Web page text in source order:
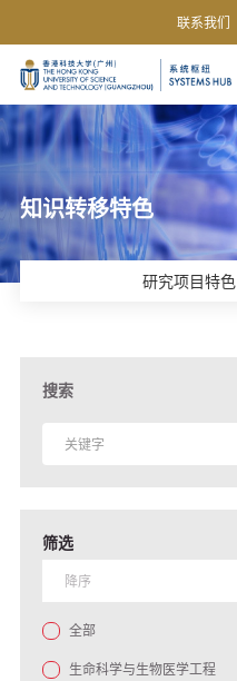
联系我们
知识转移特色
研究项目特色
搜索
筛选
全部
生命科学与生物医学工程